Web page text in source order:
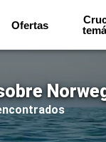
Ofertas